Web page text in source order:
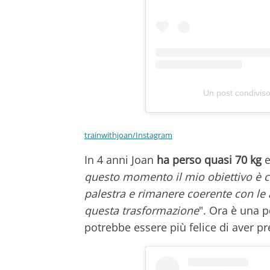
Un post
trainwithjoan/Instagram
In 4 anni Joan ha perso quasi 70 kg
questo momento il mio obiettivo è
palestra e rimanere coerente con
questa trasformazione". Ora è una
potrebbe essere più felice di aver